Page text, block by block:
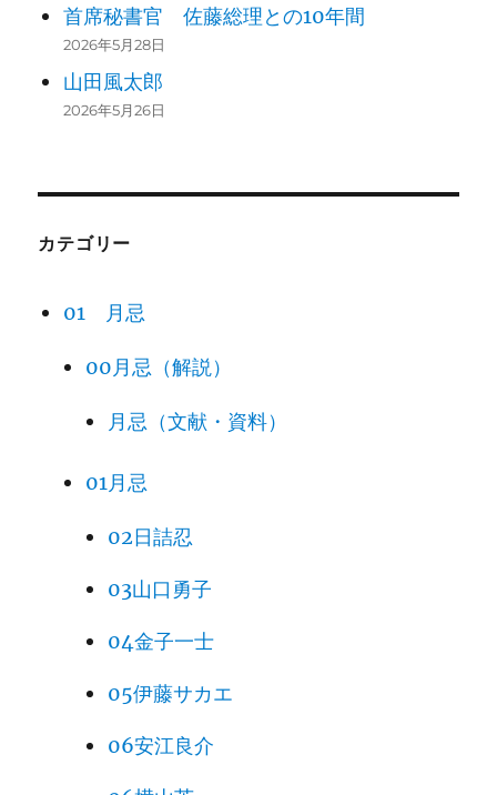
首席秘書官 佐藤総理との10年間
2026年5月28日
山田風太郎
2026年5月26日
カテゴリー
01 月忌
00月忌（解説）
月忌（文献・資料）
01月忌
02日詰忍
03山口勇子
04金子一士
05伊藤サカエ
06安江良介